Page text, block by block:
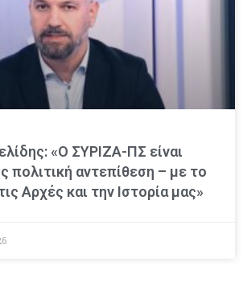
«Ο ΣΥΡΙΖΑ-ΠΣ είναι
πολιτική αντεπίθεση – με το
Αρχές και την Ιστορία μας»